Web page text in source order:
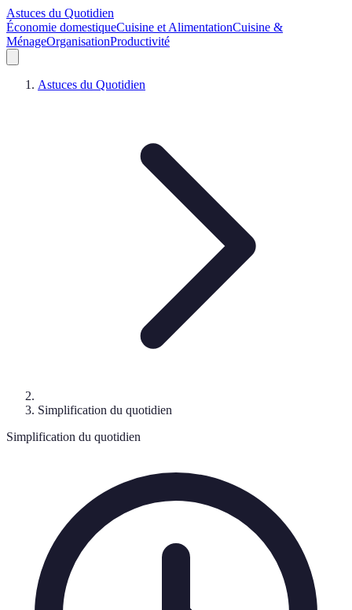
Astuces du Quotidien
Économie domestiqueCuisine et AlimentationCuisine &
MénageOrganisationProductivité
Astuces du Quotidien
Simplification du quotidien
Simplification du quotidien